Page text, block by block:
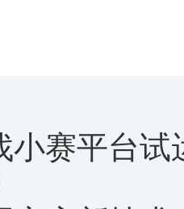
小赛平台